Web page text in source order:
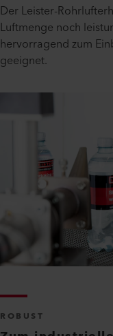
Der Leister-
Luftmenge noch
hervorragend zum
geeignet.
ROBUST